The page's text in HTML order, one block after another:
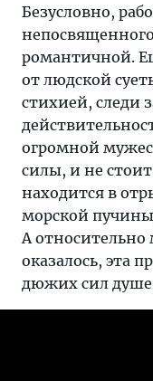
Безусловно,
романтичной.
от людской
стихией, следи
огромной
силы, и не
находится в
морской
А относительно
оказалось, эта
дюжих сил